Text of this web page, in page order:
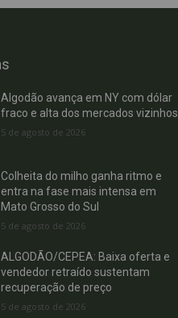
Algodão avança em NY com dólar
fraco e alta dos mercados vizinhos
5 de agosto de 2026
Colheita do milho ganha ritmo e
entra na fase mais intensa em
Mato Grosso do Sul
5 de agosto de 2026
ALGODÃO/CEPEA: Baixa oferta e
vendedor retraído sustentam
recuperação de preço
5 de agosto de 2026